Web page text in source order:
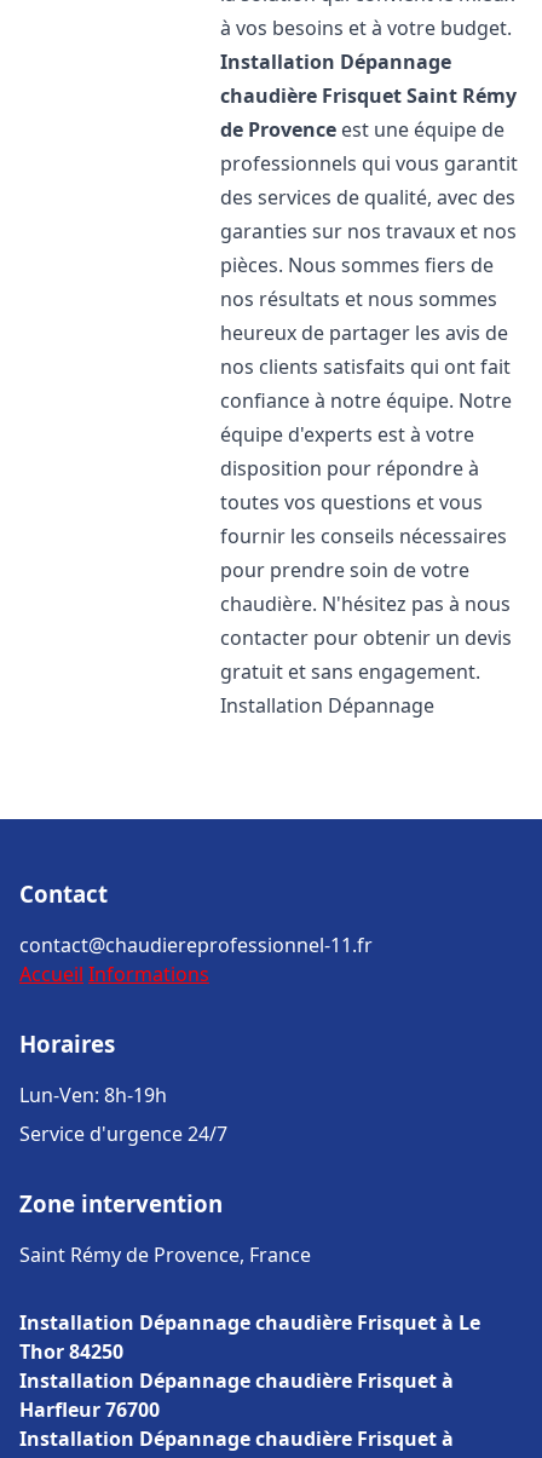
à vos besoins et à votre budget.
Installation Dépannage
chaudière FrisquetSaint Rémy
de Provence est une équipe de
professionnels qui vous garantit
des services de qualité, avec des
garanties sur nos travaux et nos
pièces. Nous sommes fiers de
nos résultats et nous sommes
heureux de partager les avis de
nos clients satisfaits qui ont fait
confiance à notre équipe. Notre
équipe d'experts est à votre
disposition pour répondre à
toutes vos questions et vous
fournir les conseils nécessaires
pour prendre soin de votre
chaudière. N'hésitez pas à nous
contacter pour obtenir un devis
gratuit et sans engagement.
Installation Dépannage
Contact
contact@chaudiereprofessionnel-11.fr
Accueil Informations
Horaires
Lun-Ven: 8h-19h
Service d'urgence 24/7
Zone intervention
Saint Rémy de Provence, France
Installation Dépannage chaudière Frisquet à Le
Thor 84250
Installation Dépannage chaudière Frisquet à
Harfleur 76700
Installation Dépannage chaudière Frisquet à